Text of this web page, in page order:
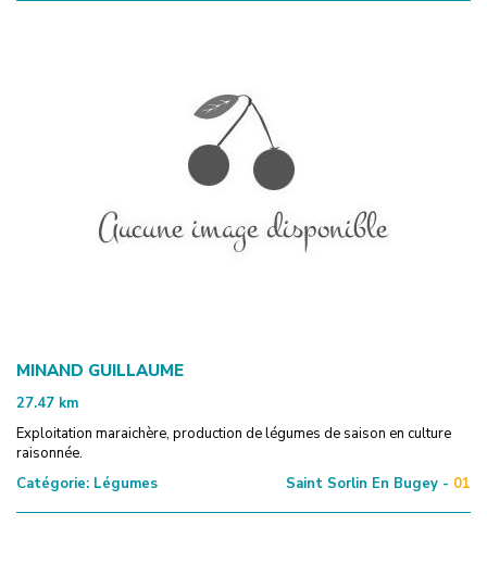
MINAND GUILLAUME
27.47 km
Exploitation maraichère, production de légumes de saison en culture
raisonnée.
Catégorie: Légumes Saint Sorlin En Bugey - 01